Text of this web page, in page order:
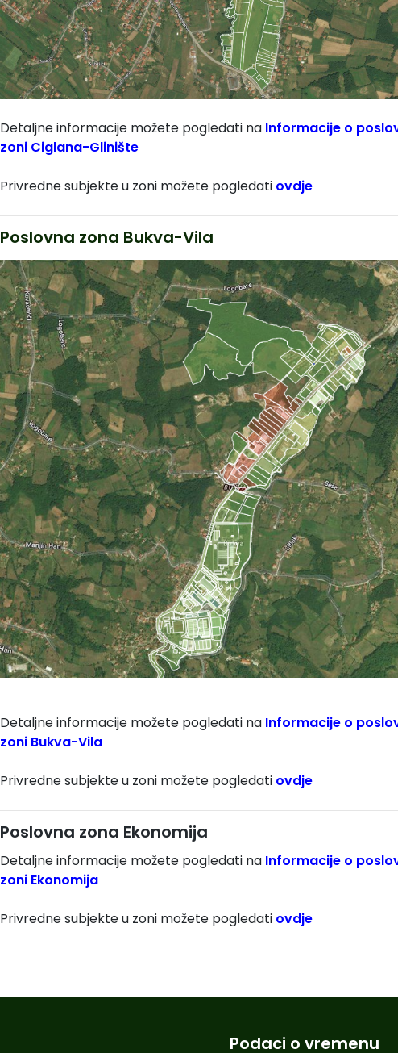
Detaljne informacije možete pogledati na Informacije o
zoni Ciglana-Glinište
Privredne subjekte u zoni možete pogledati ovdje
Poslovna zona Bukva-Vila
Detaljne informacije možete pogledati na Informacije o
zoni Bukva-Vila
Privredne subjekte u zoni možete pogledati ovdje
Poslovna zona Ekonomija
Detaljne informacije možete pogledati na Informacije o
zoni Ekonomija
Privredne subjekte u zoni možete pogledati ovdje
Podaci o vremenu